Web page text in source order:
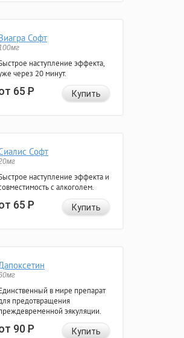
Софт
наступление эффекта,
через 20 минут.
65Р Купить
Софт
наступление эффекта и
с алкоголем.
65Р Купить
в мире препарат
предотвращения
эякуляции.
90Р Купить